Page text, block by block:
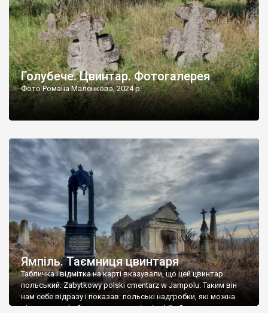
Голубече. Цвинтар. Фотогалерея
Фото Романа Маленкова, 2024 р.
Ямпіль. Таємниця цвинтаря
Табличка і відмітка на карті вказували, що цей цвинтар
польський. Zabytkowy polski cmentarz w Jampolu. Таким він
нам себе відразу і показав: польські надгробки, які можна
віднести до фабричних, польські епітафії… Загалом цвинтар